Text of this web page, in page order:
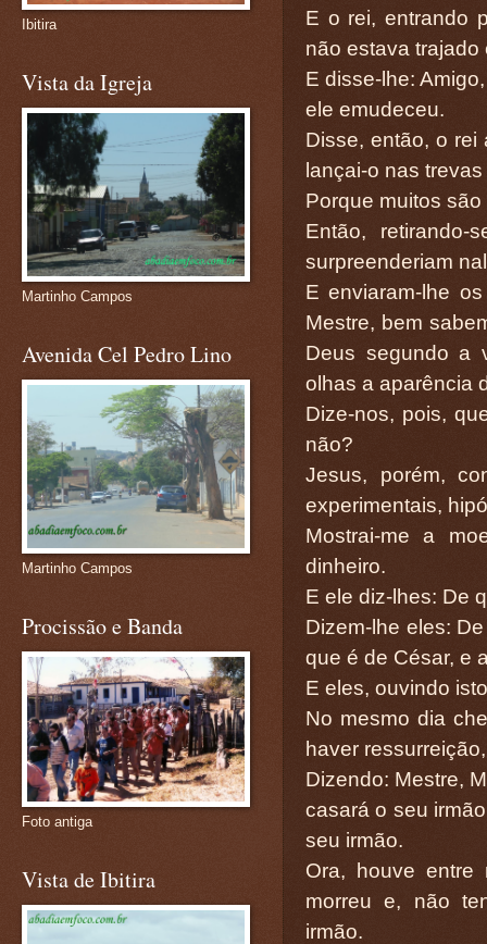
E o rei, entrando
não estava
E disse-lhe:
ele emudeceu.
Disse, então, o rei
lançai-o nas
Porque muitos
Então,
surpreenderiam
E enviaram-lhe
Mestre, bem
Deus segundo a
olhas a aparência
Dize-nos, pois,
não?
Jesus, porém,
experimentais,
Mostrai-me a
dinheiro.
E ele diz-lhes: De
Dizem-lhe eles:
que é de César, e
E eles, ouvindo
No mesmo dia
haver
Dizendo: Mestre,
casará o seu
seu irmão.
Ora, houve entre
morreu e, não
irmão.
Ibitira
Vista da Igreja
Martinho Campos
Avenida Cel Pedro Lino
Martinho Campos
Procissão e Banda
Foto antiga
Vista de Ibitira